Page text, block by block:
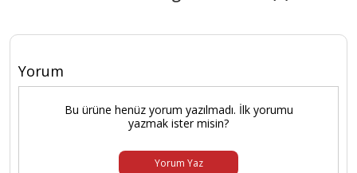
Yorum
Bu ürüne henüz yorum yazılmadı. İlk yorumu
yazmak ister misin?
Yorum Yaz